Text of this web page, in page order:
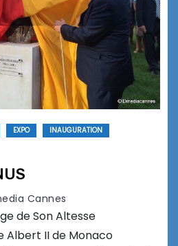
EXPO
INAUGURATION
Cannes
de Son Altesse
Albert II de Monaco